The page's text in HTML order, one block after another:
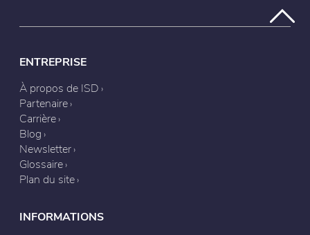
ENTREPRISE
À propos de ISD
Partenaire
Carrière
Blog
Newsletter
Glossaire
Plan du site
INFORMATIONS